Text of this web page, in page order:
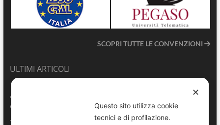
SCOPRI TUTTE LE CONVENZIONI
ULTIMI ARTICOLI
ANVU TG | Edizione del 06.08.2026
6 Agosto 2026
Terrasini 2026: aperte le pre-iscrizioni al 6° Convegno Regionale
✕
Questo sito utilizza cookie
tecnici e di profilazione.